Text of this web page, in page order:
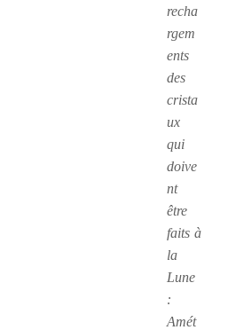
recha
rgem
ents
des
crista
ux
qui
doive
nt
être
faits à
la
Lune
:
Amét